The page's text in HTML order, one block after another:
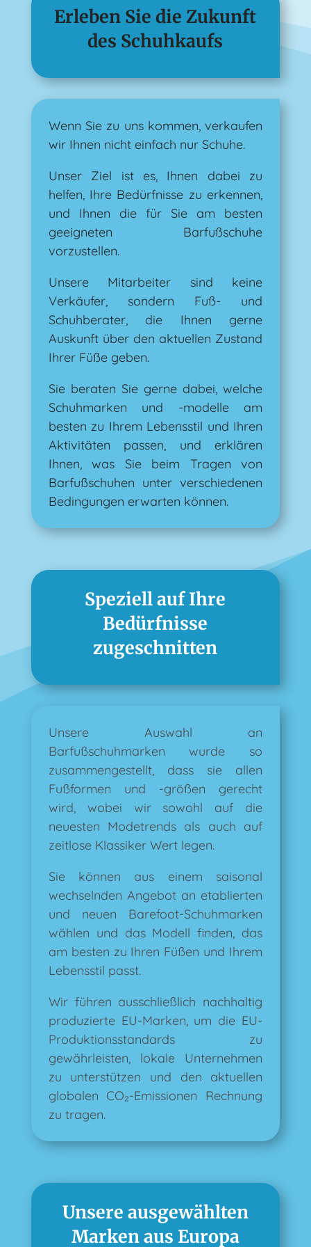
Erleben Sie die Zukunft
des Schuhkaufs
Wenn Sie zu uns kommen, verkaufen
wir Ihnen nicht einfach nur Schuhe.
Unser Ziel ist es, Ihnen dabei zu
helfen, Ihre Bedürfnisse zu erkennen,
und Ihnen die für Sie am besten
geeigneten Barfußschuhe
vorzustellen.
Unsere Mitarbeiter sind keine
Verkäufer, sondern Fuß- und
Schuhberater, die Ihnen gerne
Auskunft über den aktuellen Zustand
Ihrer Füße geben.
Sie beraten Sie gerne dabei, welche
Schuhmarken und -modelle am
besten zu Ihrem Lebensstil und Ihren
Aktivitäten passen, und erklären
Ihnen, was Sie beim Tragen von
Barfußschuhen unter verschiedenen
Bedingungen erwarten können.
Speziell auf Ihre
Bedürfnisse
zugeschnitten
Unsere Auswahl an
Barfußschuhmarken wurde so
zusammengestellt, dass sie allen
Fußformen und -größen gerecht
wird, wobei wir sowohl auf die
neuesten Modetrends als auch auf
zeitlose Klassiker Wert legen.
Sie können aus einem saisonal
wechselnden Angebot an etablierten
und neuen Barefoot-Schuhmarken
wählen und das Modell finden, das
am besten zu Ihren Füßen und Ihrem
Lebensstil passt.
Wir führen ausschließlich nachhaltig
produzierte EU-Marken, um die EU-
Produktionsstandards zu
gewährleisten, lokale Unternehmen
zu unterstützen und den aktuellen
globalen CO₂-Emissionen Rechnung
zu tragen.
Unsere ausgewählten
Marken aus Europa